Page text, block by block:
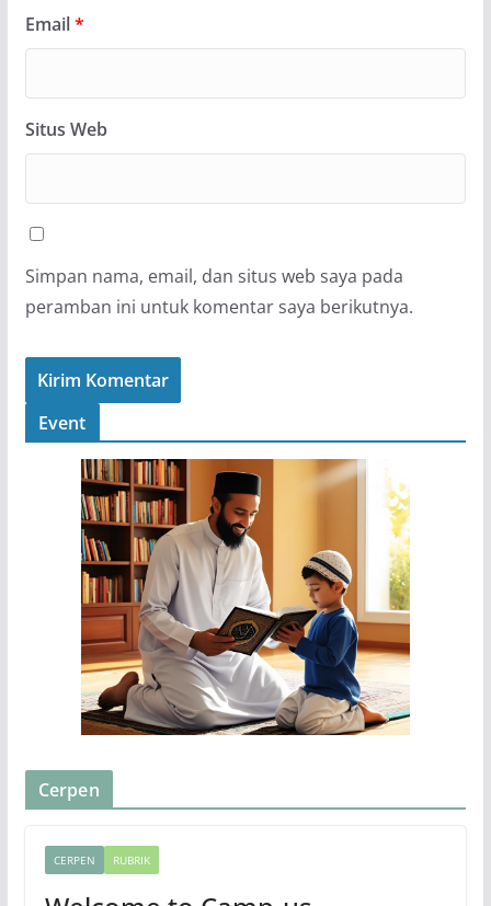
Email*
Situs Web
Simpan nama, email, dan situs web saya pada
peramban ini untuk komentar saya berikutnya.
Event
Cerpen
CERPEN RUBRIK